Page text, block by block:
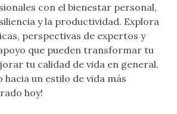
con el bienestar personal,
y la productividad. Explora
perspectivas de expertos y
que pueden transformar tu
tu calidad de vida en general.
hacia un estilo de vida más
hoy!